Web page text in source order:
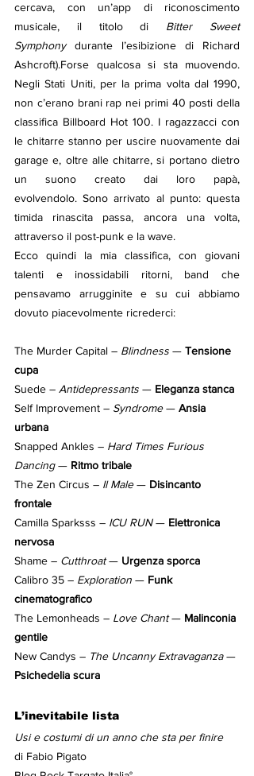
cercava, con un’app di riconoscimento
musicale, il titolo di Bitter Sweet
Symphony durante l’esibizione di Richard
Ashcroft).Forse qualcosa si sta muovendo.
Negli Stati Uniti, per la prima volta dal 1990,
non c’erano brani rap nei primi 40 posti della
classifica Billboard Hot 100. I ragazzacci con
le chitarre stanno per uscire nuovamente dai
garage e, oltre alle chitarre, si portano dietro
un suono creato dai loro papà,
evolvendolo. Sono arrivato al punto: questa
timida rinascita passa, ancora una volta,
attraverso il post-punk e la wave.
Ecco quindi la mia classifica, con giovani
talenti e inossidabili ritorni, band che
pensavamo arrugginite e su cui abbiamo
dovuto piacevolmente ricrederci:
The Murder Capital – Blindness — Tensione
cupa
Suede – Antidepressants — Eleganza stanca
Self Improvement – Syndrome — Ansia
urbana
Snapped Ankles – Hard Times Furious
Dancing — Ritmo tribale
The Zen Circus – Il Male — Disincanto
frontale
Camilla Sparksss – ICU RUN — Elettronica
nervosa
Shame – Cutthroat — Urgenza sporca
Calibro 35 – Exploration — Funk
cinematografico
The Lemonheads – Love Chant — Malinconia
gentile
New Candys – The Uncanny Extravaganza —
Psichedelia scura
L’inevitabile lista
Usi e costumi di un anno che sta per finire
di Fabio Pigato